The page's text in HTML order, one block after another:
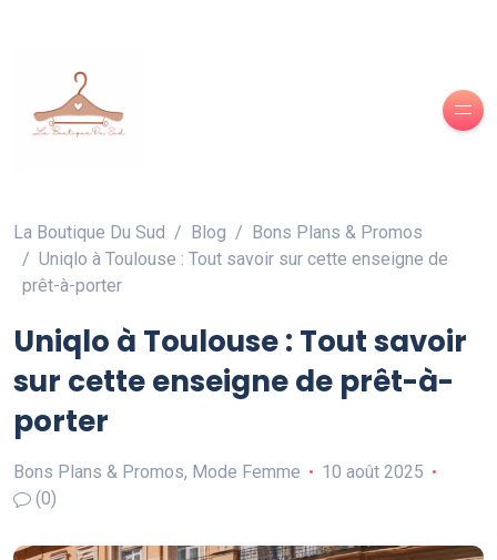
La Boutique Du Sud Blog
Bons Plans & Promos
Uniqlo à Toulouse : Tout savoir sur cette enseigne de
prêt-à-porter
Uniqlo à Toulouse : Tout savoir
sur cette enseigne de prêt-à-
porter
Bons Plans & Promos, Mode Femme
10 août 2025
(0)